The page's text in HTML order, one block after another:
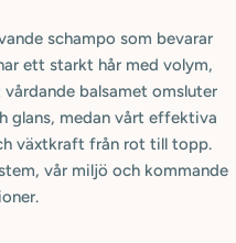
schampo som bevarar
ett starkt hår med volym,
balsamet omsluter
glans, medan vårt effektiva
växtkraft från rot till topp.
vår miljö och kommande